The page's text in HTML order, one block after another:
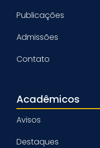
Publicações
Admissões
Contato
Acadêmicos
Avisos
Destaques